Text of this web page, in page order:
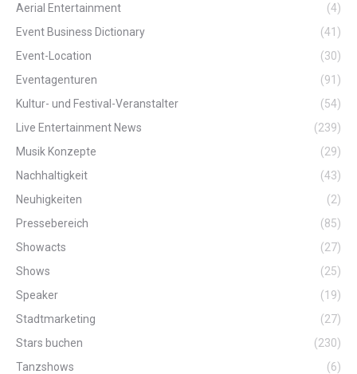
Aerial Entertainment
(4)
Event Business Dictionary
(41)
Event-Location
(30)
Eventagenturen
(91)
Kultur- und Festival-Veranstalter
(54)
Live Entertainment News
(239)
Musik Konzepte
(29)
Nachhaltigkeit
(43)
Neuhigkeiten
(2)
Pressebereich
(85)
Showacts
(27)
Shows
(25)
Speaker
(19)
Stadtmarketing
(27)
Stars buchen
(230)
Tanzshows
(6)